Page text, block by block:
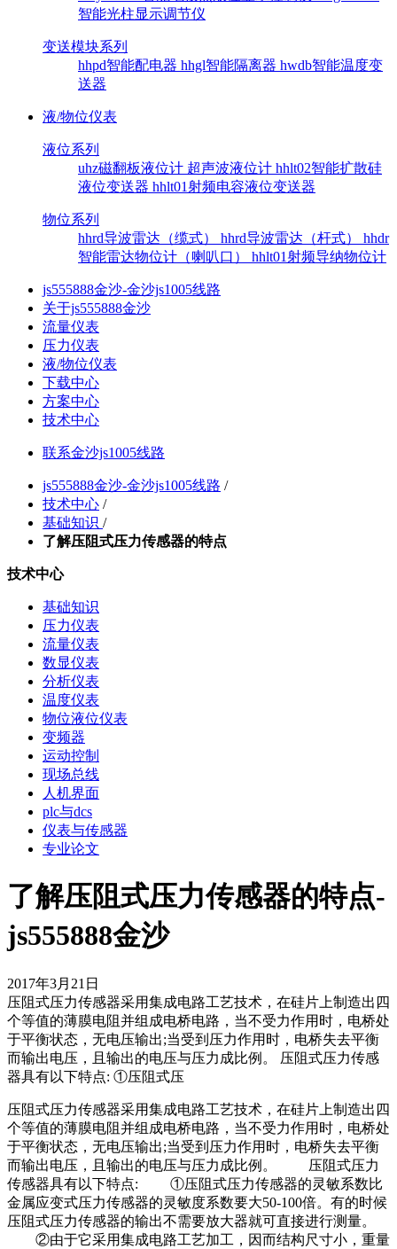
智能光柱显示调节仪
变送模块系列
hhpd智能配电器 hhgl智能隔离器 hwdb智能温度变
送器
液/物位仪表
液位系列
uhz磁翻板液位计 超声波液位计 hhlt02智能扩散硅
液位变送器 hhlt01射频电容液位变送器
物位系列
hhrd导波雷达（缆式） hhrd导波雷达（杆式） hhdr
智能雷达物位计（喇叭口） hhlt01射频导纳物位计
js555888金沙-金沙js1005线路
关于js555888金沙
流量仪表
压力仪表
液/物位仪表
下载中心
方案中心
技术中心
联系金沙js1005线路
js555888金沙-金沙js1005线路 /
技术中心 /
基础知识 /
了解压阻式压力传感器的特点
技术中心
基础知识
压力仪表
流量仪表
数显仪表
分析仪表
温度仪表
物位液位仪表
变频器
运动控制
现场总线
人机界面
plc与dcs
仪表与传感器
专业论文
了解压阻式压力传感器的特点-
js555888金沙
2017年3月21日
压阻式压力传感器采用集成电路工艺技术，在硅片上制造出四
个等值的薄膜电阻并组成电桥电路，当不受力作用时，电桥处
于平衡状态，无电压输出;当受到压力作用时，电桥失去平衡
而输出电压，且输出的电压与压力成比例。 压阻式压力传感
器具有以下特点: ①压阻式压
压阻式压力传感器采用集成电路工艺技术，在硅片上制造出四
个等值的薄膜电阻并组成电桥电路，当不受力作用时，电桥处
于平衡状态，无电压输出;当受到压力作用时，电桥失去平衡
而输出电压，且输出的电压与压力成比例。 压阻式压力
传感器具有以下特点: ①压阻式压力传感器的灵敏系数比
金属应变式压力传感器的灵敏度系数要大50-100倍。有的时候
压阻式压力传感器的输出不需要放大器就可直接进行测量。
②由于它采用集成电路工艺加工，因而结构尺寸小，重量